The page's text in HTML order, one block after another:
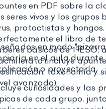
en PDF sobre la
seres vivos y los grupos
protoctistas y
el libro de
básicos de
(incluye
taxonomía y
avanzado).
en modo
en el aula durante
o proyectarla.
curiosidades y las
de cada grupo,